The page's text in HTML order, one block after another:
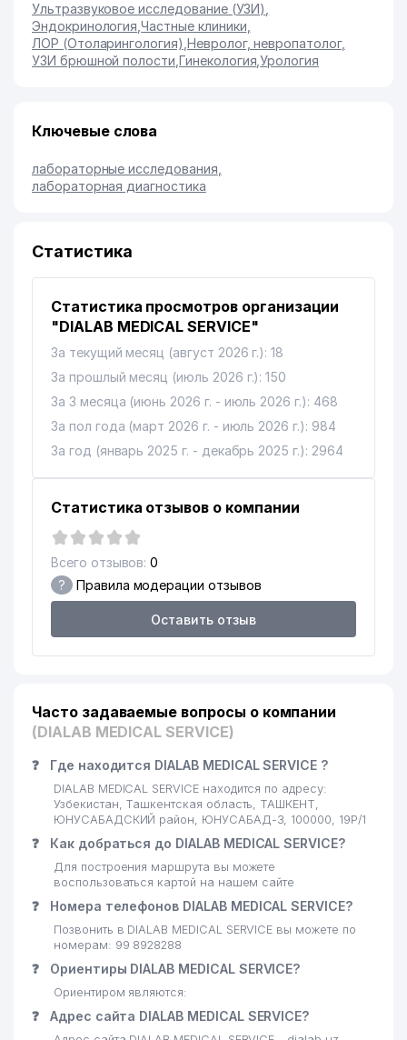
Ультразвуковое исследование (УЗИ)
Эндокринология ,Частные клиники
ЛОР (Отоларингология) Невролог, невропатолог,
УЗИ брюшной полости ,Гинекология ,Урология
Ключевые слова
лабораторные исследования
лабораторная диагностика
Статистика
Статистика просмотров организации
"DIALAB MEDICAL SERVICE"
За текущий месяц (август 2026 г.): 18
За прошлый месяц (июль 2026 г.): 150
За 3 месяца (июнь 2026 г. - июль 2026 г.): 468
За пол года (март 2026 г. - июль 2026 г.): 984
За год (январь 2025 г. - декабрь 2025 г.): 2964
Статистика отзывов о компании
Всего отзывов: 0
? Правила модерации отзывов
Оставить отзыв
Часто задаваемые вопросы о компании
(DIALAB MEDICAL SERVICE)
❓ Где находится DIALAB MEDICAL SERVICE ?
DIALAB MEDICAL SERVICE находится по адресу:
Узбекистан, Ташкентская область, ТАШКЕНТ,
ЮНУСАБАДСКИЙ район, ЮНУСАБАД-3, 100000, 19Р/1
❓ Как добраться до DIALAB MEDICAL SERVICE?
Для построения маршрута вы можете
воспользоваться картой на нашем сайте
❓ Номера телефонов DIALAB MEDICAL SERVICE?
Позвонить в DIALAB MEDICAL SERVICE вы можете по
номерам: 99 8928288
❓ Ориентиры DIALAB MEDICAL SERVICE?
Ориентиром являются:
❓ Адрес сайта DIALAB MEDICAL SERVICE?